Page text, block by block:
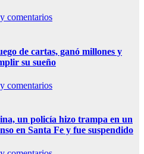
comentarios
de cartas, ganó millones y
su sueño
comentarios
un policía hizo trampa en un
en Santa Fe y fue suspendido